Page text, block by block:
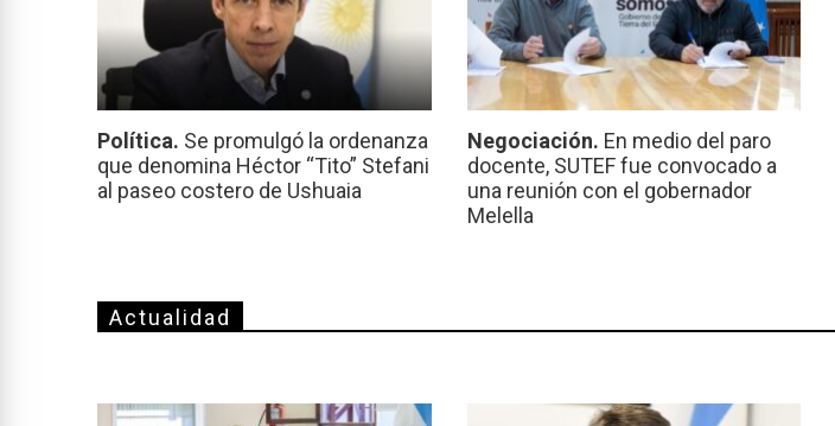
Política. Se promulgó la ordenanza
que denomina Héctor “Tito” Stefani
al paseo costero de Ushuaia
Negociación. En medio del paro
docente, SUTEF fue convocado a
una reunión con el gobernador
Melella
Actualidad